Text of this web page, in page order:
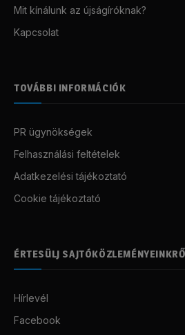
Mit kínálunk az újságíróknak?
Kapcsolat
TOVÁBBI INFORMÁCIÓK
PR ügynökségek
Felhasználási feltételek
Adatkezelési tájékoztató
Cookie tájékoztató
ÉRTESÜLJ
Hírlevél
Facebook